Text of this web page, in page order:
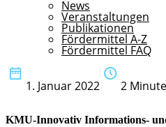
News
Veranstaltungen
Publikationen
Fördermittel A-Z
Fördermittel FAQ
1. Januar 2022 2
KMU-Innovativ Informations-